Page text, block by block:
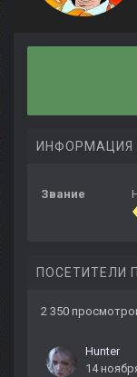
ИНФОРМАЦИЯ О
Звание
ПОСЕТИТЕЛИ
2 350
Hunter
14